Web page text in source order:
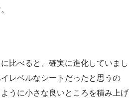
比べると、確実に進化していまし
レベルなシートだったと思うの
うに小さな良いところを積み上げ